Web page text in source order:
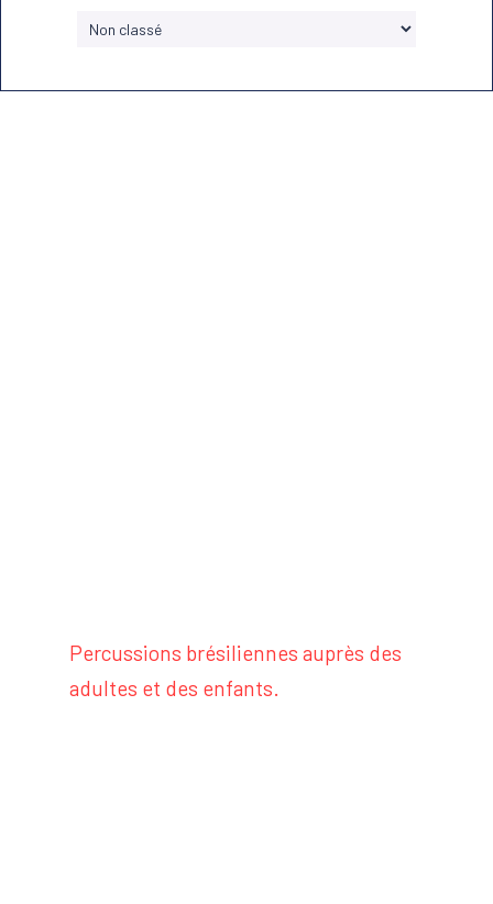
Percussions brésiliennes auprès des
adultes et des enfants.